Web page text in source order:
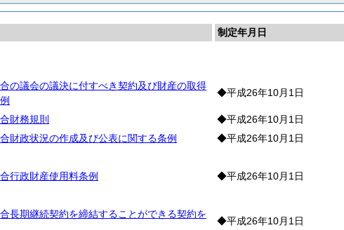
制定年月日
の議会の議決に付すべき契約及び財産の取得
◆平成26年10月1日
財務規則 ◆平成26年10月1日
財政状況の作成及び公表に関する条例
◆平成26年10月1日
行政財産使用料条例 ◆平成26年10月1日
長期継続契約を締結することができる契約を
◆平成26年10月1日